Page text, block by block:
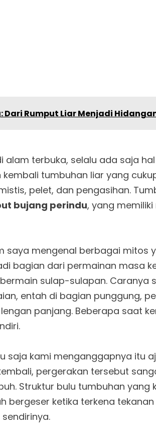
Dari Rumput Liar Menjadi
alam terbuka, selalu ada saja
kembali tumbuhan liar yang
pelet, dan pengasihan.
bujang perindu, yang
saya mengenal berbagai mitos
bagian dari permainan masa
sulap-sulapan. Caranya
entah di bagian punggung,
panjang. Beberapa saat
saja kami menganggapnya itu
pergerakan tersebut
Struktur bulu tumbuhan yang
bergeser ketika terkena